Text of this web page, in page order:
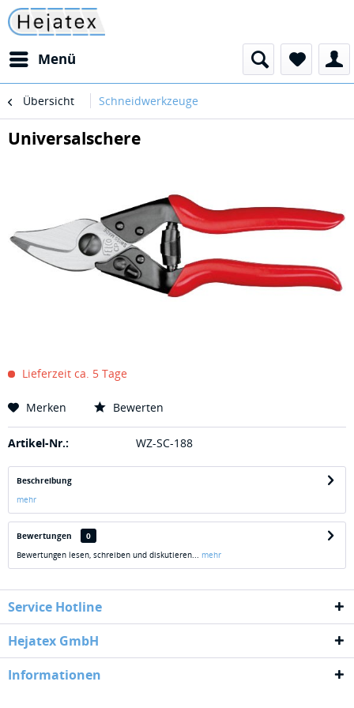
Menü
Übersicht Schneidwerkzeuge
Universalschere
Lieferzeit ca. 5 Tage
Merken Bewerten
Artikel-Nr.: WZ-SC-188
Beschreibung
mehr
Bewertungen
0
Bewertungen lesen, schreiben und diskutieren... mehr
Service Hotline
Hejatex GmbH
Informationen